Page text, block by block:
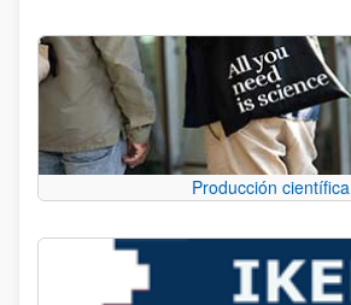
Producción científica